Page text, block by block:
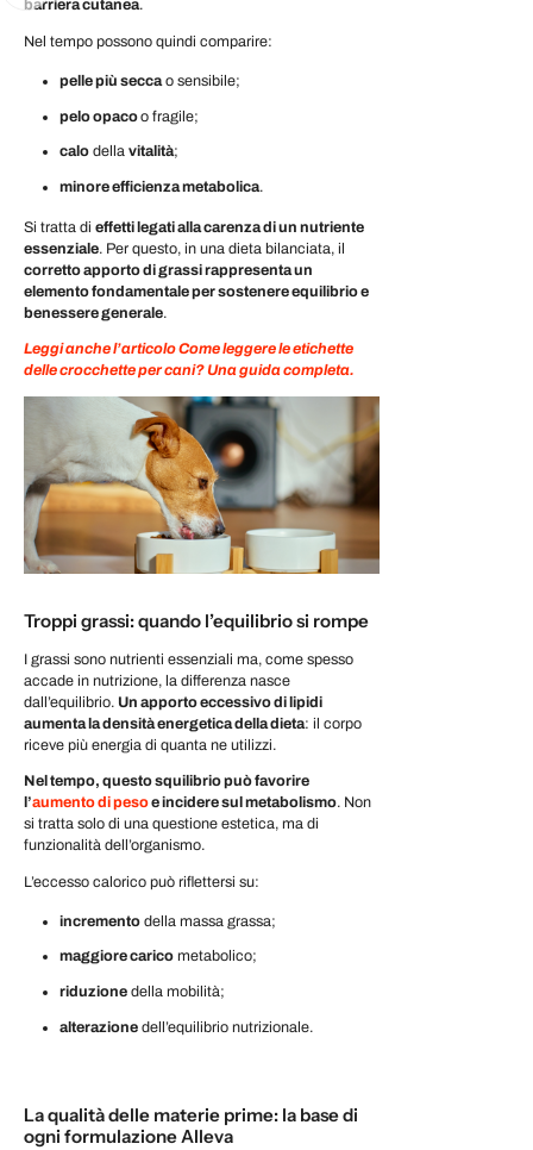
barriera cutanea.
Nel tempo possono quindi comparire:
pelle più seccao sensibile;
pelo opacoo fragile;
calo della vitalità;
minore efficienza metabolica.
Si tratta di effetti legati alla carenza di un nutriente
essenziale. Per questo, in una dieta bilanciata, il
corretto apporto di grassi rappresenta un
elemento fondamentale per sostenere equilibrio e
benessere generale.
Leggi anche l’articolo Come leggere le etichette
delle crocchette per cani? Una guida completa.
Troppi grassi: quando l’equilibrio si rompe
I grassi sono nutrienti essenziali ma, come spesso
accade in nutrizione, la differenza nasce
dall’equilibrio. Un apporto eccessivo di lipidi
aumenta la densità energetica della dieta: il corpo
riceve più energia di quanta ne utilizzi.
Nel tempo, questo squilibrio può favorire
l’aumento di pesoe incidere sul metabolismo. Non
si tratta solo di una questione estetica, ma di
funzionalità dell’organismo.
L’eccesso calorico può riflettersi su:
incremento della massa grassa;
maggiore carico metabolico;
riduzione della mobilità;
alterazione dell’equilibrio nutrizionale.
La qualità delle materie prime: la base di
ogni formulazione Alleva